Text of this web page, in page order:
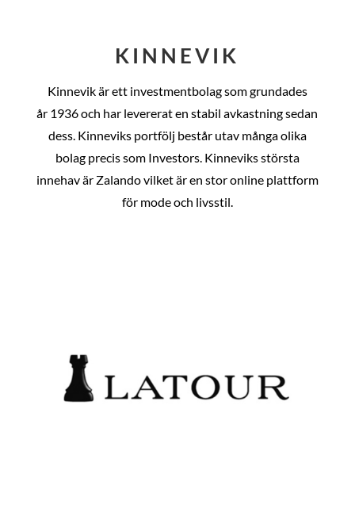
KINNEVIK
Kinnevik är ett investmentbolag som grundades
år 1936 och har levererat en stabil avkastning sedan
dess. Kinneviks portfölj består utav många olika
bolag precis som Investors. Kinneviks största
innehav är Zalando vilket är en stor online plattform
för mode och livsstil.